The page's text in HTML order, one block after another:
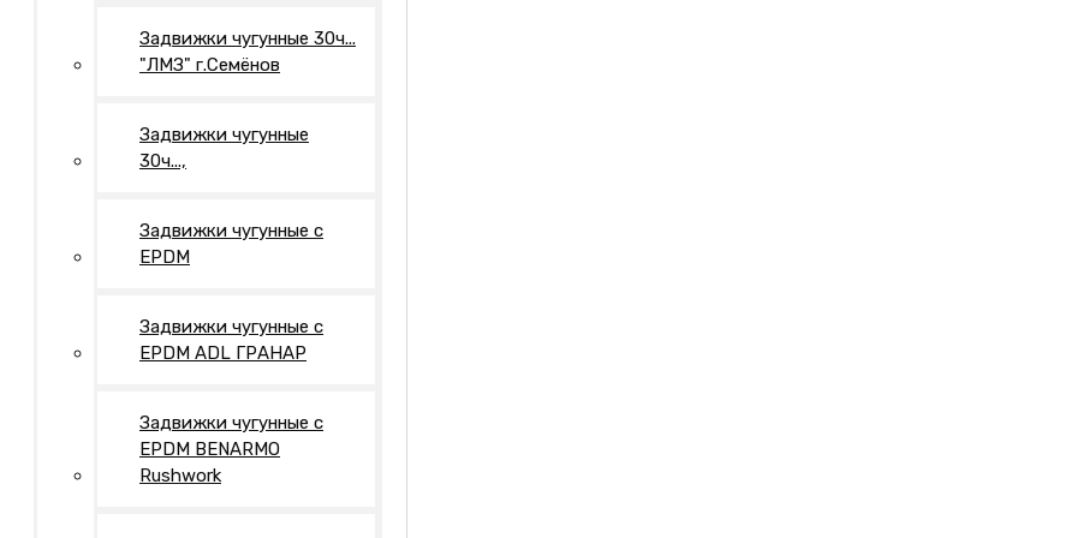
Задвижки чугунные 30ч...
"ЛМЗ" г.Семёнов
Задвижки чугунные
30ч...,
Задвижки чугунные с
EPDM
Задвижки чугунные с
EPDM ADL ГРАНАР
Задвижки чугунные с
EPDM BENARMO
Rushwork